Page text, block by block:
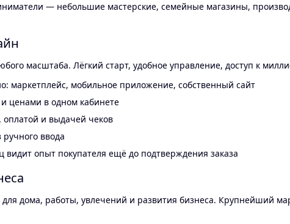
— небольшие мастерские, семейные магазины,
масштаба. Лёгкий старт, удобное управление, доступ к
маркетплейс, мобильное приложение, собственный сайт
ценами в одном кабинете
оплатой и выдачей чеков
ввода
видит опыт покупателя ещё до подтверждения заказа
дома, работы, увлечений и развития бизнеса. Крупнейший